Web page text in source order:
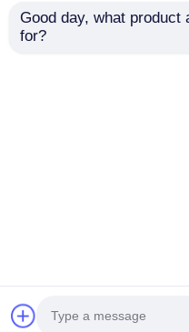
VivaTrade
Good day, what product
for?